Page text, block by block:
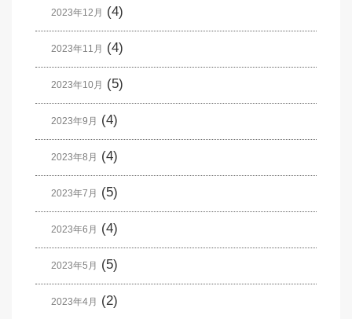
2023年12月 (4)
2023年11月 (4)
2023年10月 (5)
2023年9月 (4)
2023年8月 (4)
2023年7月 (5)
2023年6月 (4)
2023年5月 (5)
2023年4月 (2)